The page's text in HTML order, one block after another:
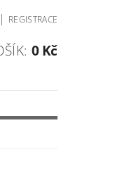
| REGISTRACE
0 Kč